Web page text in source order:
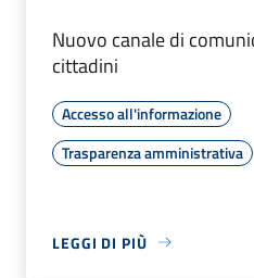
Nuovo canale di
cittadini
Accesso all'informazione
Trasparenza amministrativa
LEGGI DI PIÙ